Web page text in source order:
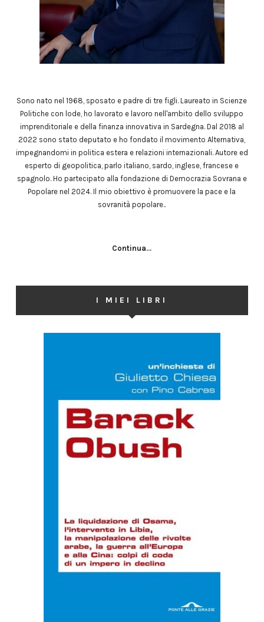
Sono nato nel 1968, sposato e padre di tre figli. Laureato in Scienze
Politiche con lode, ho lavorato e lavoro nell'ambito dello sviluppo
imprenditoriale e della finanza innovativa in Sardegna. Dal 2018 al
2022 sono stato deputato e ho fondato il movimento Alternativa,
impegnandomi in politica estera e relazioni internazionali. Autore ed
esperto di geopolitica, parlo italiano, sardo, inglese, francese e
spagnolo. Ho partecipato alla fondazione di Democrazia Sovrana e
Popolare nel 2024. Il mio obiettivo è promuovere la pace e la
sovranità popolare..
Continua...
I MIEI LIBRI